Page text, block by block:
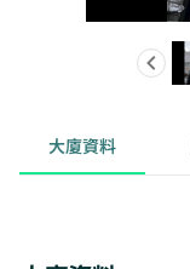
大廈資料